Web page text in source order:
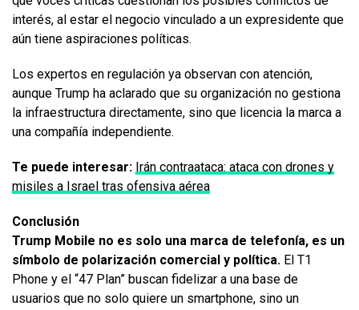
interés, al estar el negocio vinculado a un expresidente que
aún tiene aspiraciones políticas.
Los expertos en regulación ya observan con atención,
aunque Trump ha aclarado que su organización no gestiona
la infraestructura directamente, sino que licencia la marca a
una compañía independiente.
Te puede interesar: Irán contraataca: ataca con drones y
misiles a Israel tras ofensiva aérea
Conclusión
Trump Mobile no es solo una marca de telefonía, es un
símbolo de polarización comercial y política. El T1
Phone y el “47 Plan” buscan fidelizar a una base de
usuarios que no solo quiere un smartphone, sino un